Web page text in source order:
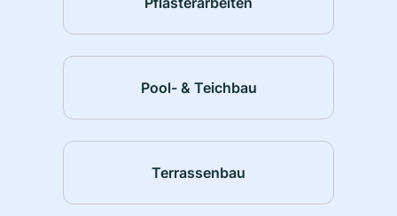
Pool- & Teichbau
Terrassenbau